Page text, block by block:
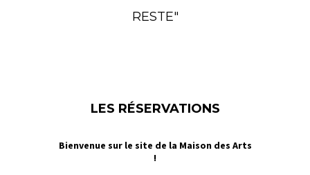
RESTE"
LES RÉSERVATIONS
Bienvenue sur le site de la Maison des Arts
!